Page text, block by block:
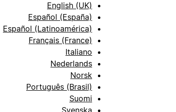
English (UK)
Español (España)
Español (Latinoamérica)
Français (France)
Italiano
Nederlands
Norsk
Português (Brasil)
Suomi